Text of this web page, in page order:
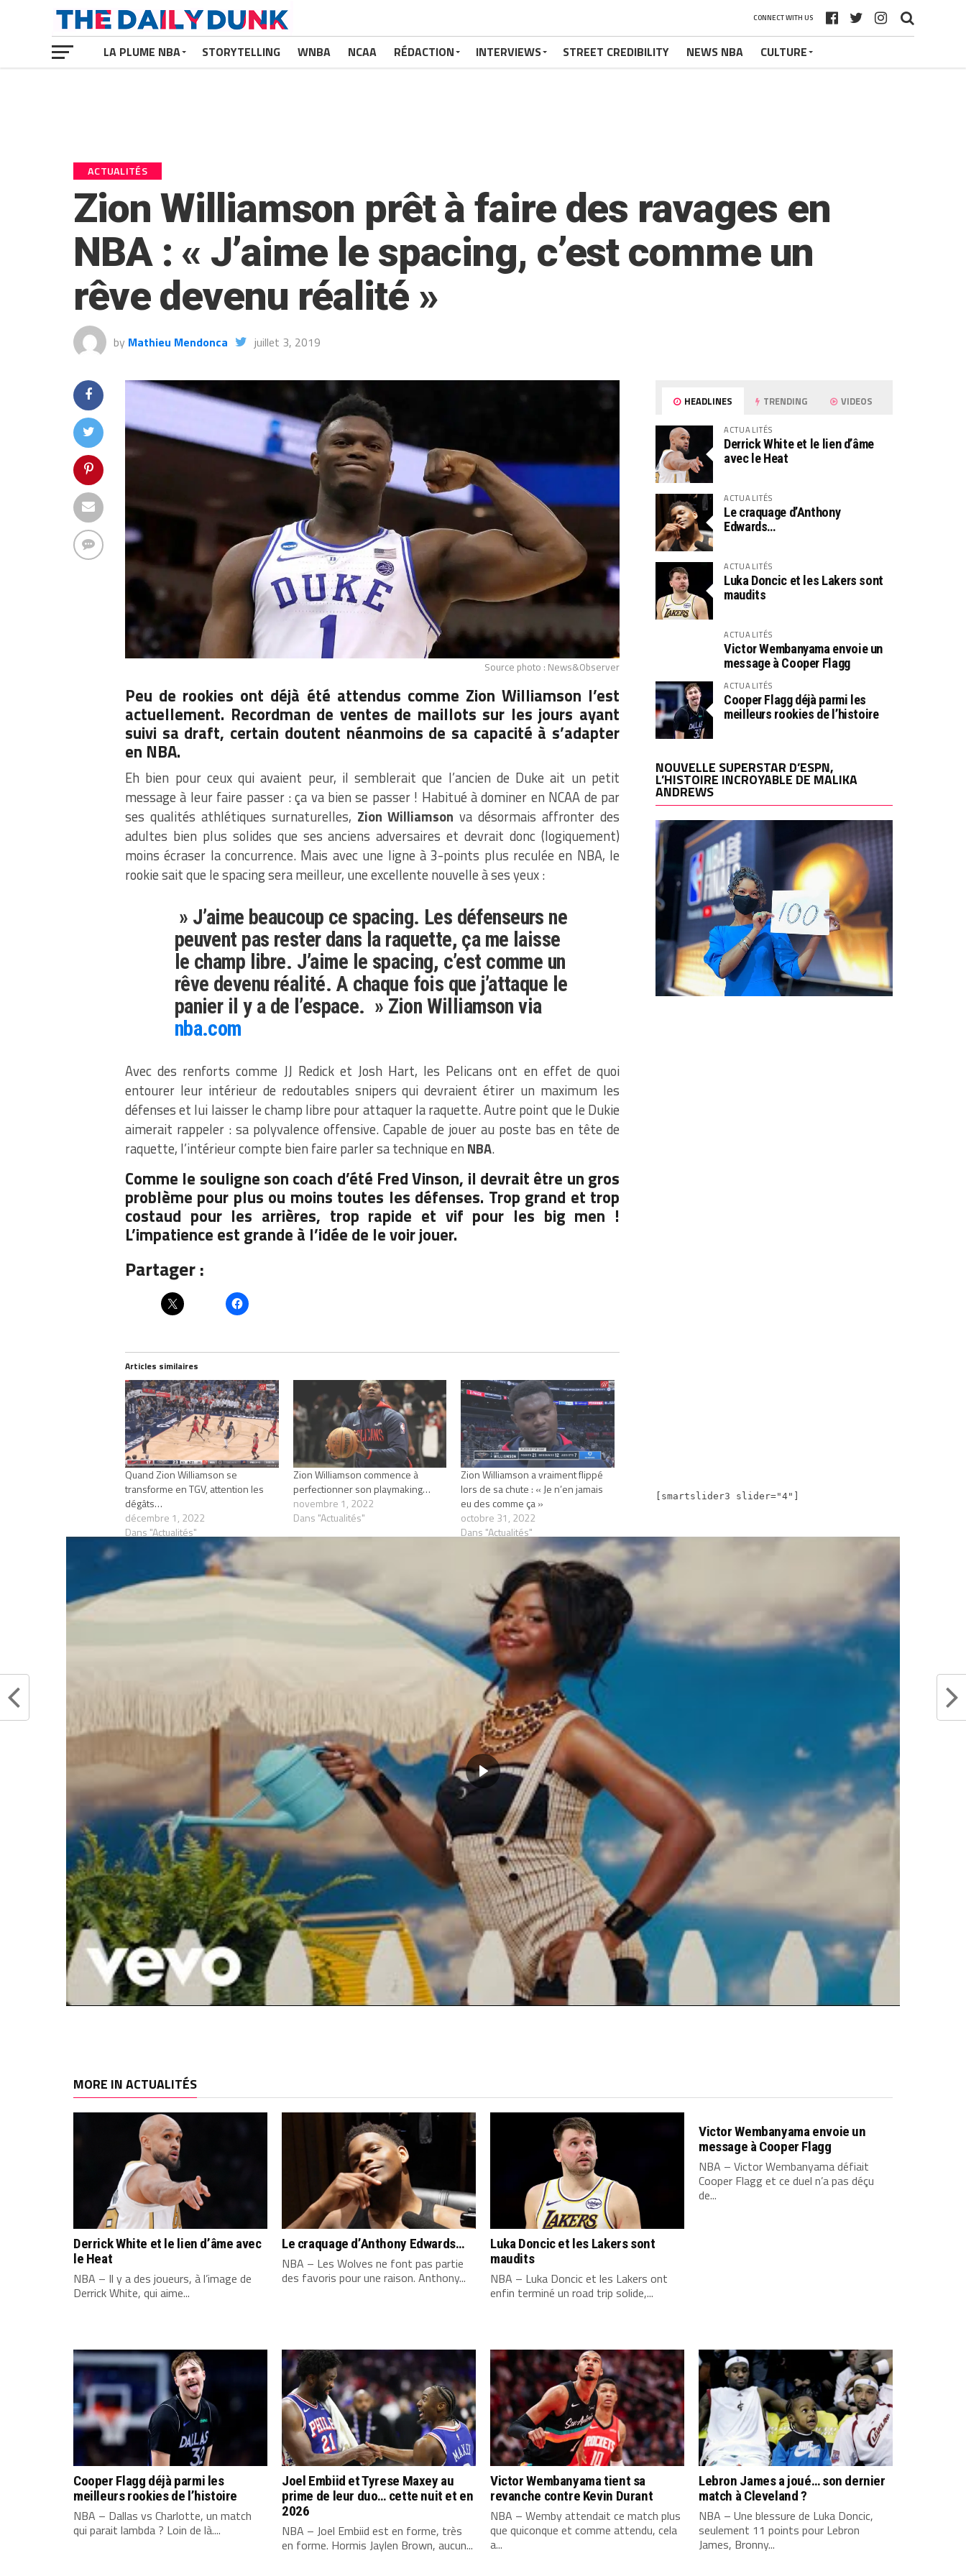
CONNECT WITH US
LA PLUME NBA STORYTELLING WNBA NCAA RÉDACTION INTERVIEWS STREET CREDIBILITY NEWS NBA CULTURE
ACTUALITÉS
Zion Williamson prêt à faire des ravages en
NBA : « J’aime le spacing, c’est comme un
rêve devenu réalité »
by Mathieu Mendonca juillet 3, 2019
Source photo : News&Observer
Peu de rookies ont déjà été attendus comme Zion Williamson l’est
actuellement. Recordman de ventes de maillots sur les jours ayant
suivi sa draft, certain doutent néanmoins de sa capacité à s’adapter
en NBA.
Eh bien pour ceux qui avaient peur, il semblerait que l’ancien de Duke ait un petit
message à leur faire passer : ça va bien se passer ! Habitué à dominer en NCAA de par
ses qualités athlétiques surnaturelles, Zion Williamson va désormais affronter des
adultes bien plus solides que ses anciens adversaires et devrait donc (logiquement)
moins écraser la concurrence. Mais avec une ligne à 3-points plus reculée en NBA, le
rookie sait que le spacing sera meilleur, une excellente nouvelle à ses yeux :
» J’aime beaucoup ce spacing. Les défenseurs ne
peuvent pas rester dans la raquette, ça me laisse
le champ libre. J’aime le spacing, c’est comme un
rêve devenu réalité. A chaque fois que j’attaque le
panier il y a de l’espace. » Zion Williamson via
nba.com
Avec des renforts comme JJ Redick et Josh Hart, les Pelicans ont en effet de quoi
entourer leur intérieur de redoutables snipers qui devraient étirer un maximum les
défenses et lui laisser le champ libre pour attaquer la raquette. Autre point que le Dukie
aimerait rappeler : sa polyvalence offensive. Capable de jouer au poste bas en tête de
raquette, l’intérieur compte bien faire parler sa technique en NBA.
Comme le souligne son coach d’été Fred Vinson, il devrait être un gros
problème pour plus ou moins toutes les défenses. Trop grand et trop
costaud pour les arrières, trop rapide et vif pour les big men !
L’impatience est grande à l’idée de le voir jouer.
Partager :
Articles similaires
Quand Zion Williamson se
transforme en TGV, attention les
dégâts…
décembre 1, 2022
Dans "Actualités"
Zion Williamson commence à
perfectionner son playmaking…
novembre 1, 2022
Dans "Actualités"
Zion Williamson a vraiment flippé
lors de sa chute : « Je n’en jamais
eu des comme ça »
octobre 31, 2022
Dans "Actualités"
RELATED TOPICS NBA ZION WILLIAMSON
CLICK TO COMMENT
HEADLINES TRENDING VIDEOS
ACTUALITÉS
Derrick White et le lien d’âme
avec le Heat
ACTUALITÉS
Le craquage d’Anthony
Edwards…
ACTUALITÉS
Luka Doncic et les Lakers sont
maudits
ACTUALITÉS
Victor Wembanyama envoie un
message à Cooper Flagg
ACTUALITÉS
Cooper Flagg déjà parmi les
meilleurs rookies de l’histoire
NOUVELLE SUPERSTAR D’ESPN,
L’HISTOIRE INCROYABLE DE MALIKA
ANDREWS
[smartslider3 slider="4"]
MORE IN ACTUALITÉS
Derrick White et le lien d’âme avec
le Heat
NBA – Il y a des joueurs, à l’image de
Derrick White, qui aime...
Le craquage d’Anthony Edwards…
NBA – Les Wolves ne font pas partie
des favoris pour une raison. Anthony...
Luka Doncic et les Lakers sont
maudits
NBA – Luka Doncic et les Lakers ont
enfin terminé un road trip solide,...
Victor Wembanyama envoie un
message à Cooper Flagg
NBA – Victor Wembanyama défiait
Cooper Flagg et ce duel n’a pas déçu
de...
Cooper Flagg déjà parmi les
meilleurs rookies de l’histoire
NBA – Dallas vs Charlotte, un match
qui parait lambda ? Loin de là....
Joel Embiid et Tyrese Maxey au
prime de leur duo… cette nuit et en
2026
NBA – Joel Embiid est en forme, très
en forme. Hormis Jaylen Brown, aucun...
Victor Wembanyama tient sa
revanche contre Kevin Durant
NBA – Wemby attendait ce match plus
que quiconque et comme attendu, cela
a...
Lebron James a joué… son dernier
match à Cleveland ?
NBA – Une blessure de Luka Doncic,
seulement 11 points pour Lebron
James, Bronny...